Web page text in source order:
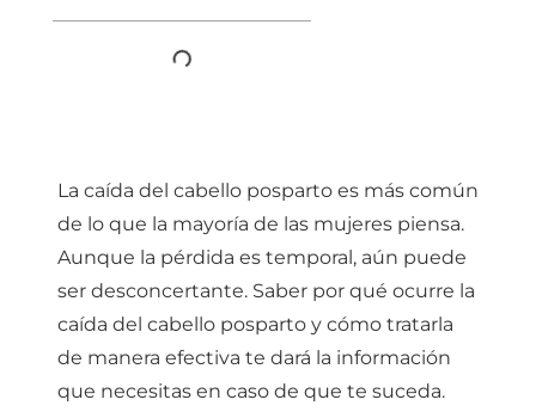
La caída del cabello posparto es más común
de lo que la mayoría de las mujeres piensa.
Aunque la pérdida es temporal, aún puede
ser desconcertante. Saber por qué ocurre la
caída del cabello posparto y cómo tratarla
de manera efectiva te dará la información
que necesitas en caso de que te suceda.